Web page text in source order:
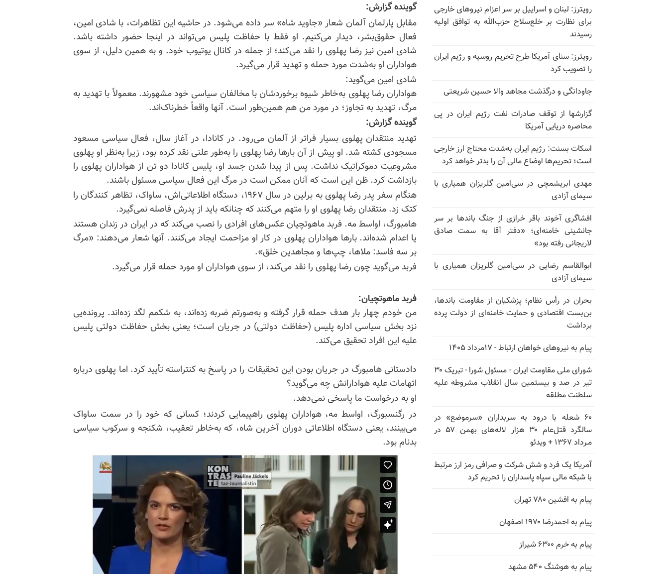
گوینده گزارش:
مقابل پارلمان آلمان شعار «جاوید شاه» سر داده می‌شود. در حاشیه این تظاهرات، با شادی امین،
فعال حقوق‌بشر، دیدار می‌کنیم. او فقط با حفاظت پلیس می‌تواند در اینجا حضور داشته باشد.
شادی امین نیز رضا پهلوی را نقد می‌کند؛ از جمله در کانال یوتیوب خود. و به همین دلیل، از سوی
هواداران او به‌شدت مورد حمله و تهدید قرار می‌گیرد.
شادی امین می‌گوید:
هواداران رضا پهلوی به‌خاطر شیوه برخوردشان با مخالفان سیاسی خود مشهورند. معمولاً با تهدید به
مرگ، تهدید به تجاوز؛ در مورد من هم همین‌طور است. آنها واقعاً خطرناک‌اند.
گوینده گزارش:
تهدید منتقدان پهلوی بسیار فراتر از آلمان می‌رود. در کانادا، در آغاز سال، فعال سیاسی مسعود
مسجودی کشته شد. او پیش از آن بارها رضا پهلوی را به‌طور علنی نقد کرده بود، زیرا به‌نظر او پهلوی
مشروعیت دموکراتیک نداشت. پس از پیدا شدن جسد او، پلیس کانادا دو تن از هواداران پهلوی را
بازداشت کرد. ظن این است که آنان ممکن است در مرگ این فعال سیاسی مسئول باشند.
هنگام سفر پدر رضا پهلوی به برلین در سال ۱۹۶۷، دستگاه اطلاعاتی‌اش، ساواک، تظاهر کنندگان را
کتک زد. منتقدان رضا پهلوی او را متهم می‌کنند که چنانکه باید از پدرش فاصله نمی‌گیرد.
هامبورگ، اواسط مه. فربد ماهوتچیان عکس‌های افرادی را نصب می‌کند که در ایران در زندان هستند
یا اعدام شده‌اند. بارها هواداران پهلوی در کار او مزاحمت ایجاد می‌کنند. آنها شعار می‌دهند: «مرگ
بر سه فاسد: ملاها، چپ‌ها و مجاهدین خلق».
فربد می‌گوید چون رضا پهلوی را نقد می‌کند، از سوی هواداران او مورد حمله قرار می‌گیرد.
فربد ماهوتچیان:
من خودم چهار بار هدف حمله قرار گرفته و به‌صورتم ضربه زده‌اند، به شکمم لگد زده‌اند. پرونده‌یی
نزد بخش سیاسی اداره پلیس (حفاظت دولتی) در جریان است؛ یعنی بخش حفاظت دولتی پلیس
علیه این افراد تحقیق می‌کند.
دادستانی هامبورگ در جریان بودن این تحقیقات را در پاسخ به کنتراسته تأیید کرد. اما پهلوی درباره
اتهامات علیه هوادارانش چه می‌گوید؟
او به درخواست ما پاسخی نمی‌دهد.
در رگنسبورگ، اواسط مه، هواداران پهلوی راهپیمایی کردند؛ کسانی که خود را در سمت ساواک
می‌بینند، یعنی دستگاه اطلاعاتی دوران آخرین شاه، که به‌خاطر تعقیب، شکنجه و سرکوب سیاسی
بدنام بود.
رویترز: لبنان و اسراییل بر سر اعزام نیروهای خارجی
برای نظارت بر خلع‌سلاح حزب‌الله به توافق اولیه
رسیدند
رویترز: سنای آمریکا طرح تحریم روسیه و رژیم ایران
را تصویب کرد
جاودانگی و درگذشت مجاهد والا حسین شریعتی
گزارشها از توقف صادرات نفت رژیم ایران در پی
محاصره دریایی آمریکا
اسکات بسنت: رژیم ایران به‌شدت محتاج ارز خارجی
است؛ تحریم‌ها اوضاع مالی آن را بدتر خواهد کرد
مهدی ابریشمچی در سی‌امین گلریزان همیاری با
سیمای آزادی
افشاگری آخوند باقر خرازی از جنگ باندها بر سر
جانشینی خامنه‌ای؛ «دفتر آقا به سمت صادق
لاریجانی رفته بود»
ابوالقاسم رضایی در سی‌امین گلریزان همیاری با
سیمای آزادی
بحران در رأس نظام؛ پزشکیان از مقاومت باندها،
بن‌بست اقتصادی و حمایت خامنه‌ای از دولت پرده
برداشت
پیام به نیروهای خواهان ارتباط - ۱۷مرداد ۱۴۰۵
شورای ملی مقاومت ایران - مسئول شورا - تبریک ۳۰
تیر در صد و بیستمین سال انقلاب مشروطه علیه
سلطنت مطلقه
۶۰ شعله با درود به سربداران «سرموضع» در
سالگرد قتل‌عام ۳۰ هزار لاله‌های بهمن ۵۷ در
مـرداد ۱۳۶۷ + ویدئو
آمریکا یک فرد و شش شرکت و صرافی رمز ارز مرتبط
با شبکه مالی سپاه پاسداران را تحریم کرد
پیام به افشین ۷۸۰ تهران
پیام به احمدرضا ۱۹۷۰ اصفهان
پیام به خرم ۶۳۰۰ شیراز
پیام به هوشنگ ۵۴۰ مشهد